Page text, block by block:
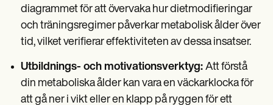
diagrammet för att övervaka hur dietmodifieringar
och träningsregimer påverkar metabolisk ålder över
tid, vilket verifierar effektiviteten av dessa insatser.
Utbildnings- och motivationsverktyg: Att förstå
din metaboliska ålder kan vara en väckarklocka för
att gå ner i vikt eller en klapp på ryggen för ett